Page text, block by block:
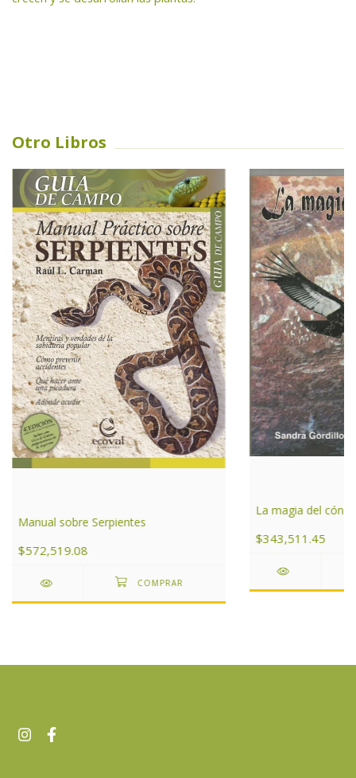
Otro Libros
Manual sobre Serpientes
$572,519.08
La magia del
$343,511.45